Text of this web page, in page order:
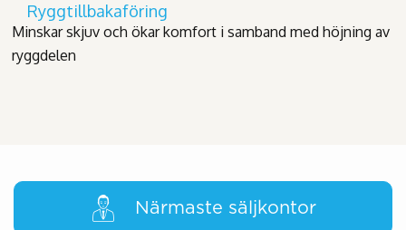
Ryggtillbakaföring
Minskar skjuv och ökar komfort i samband med höjning av
ryggdelen
Närmaste säljkontor